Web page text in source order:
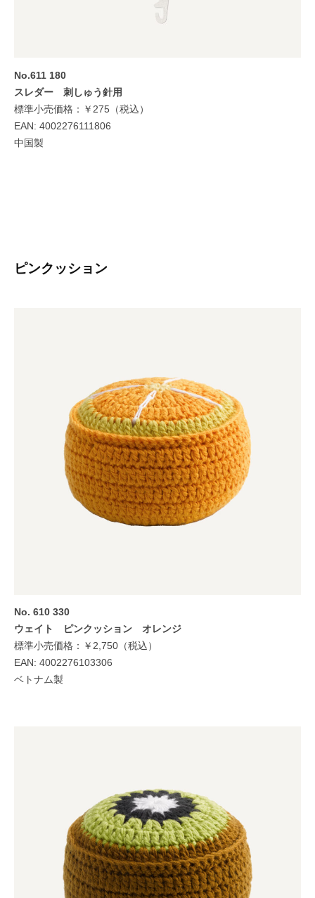
No.611 180
スレダー 刺しゅう針用
標準小売価格：￥275（税込）
EAN: 4002276111806
中国製
ピンクッション
No. 610 330
ウェイト ピンクッション オレンジ
標準小売価格：￥2,750（税込）
EAN: 4002276103306
ベトナム製